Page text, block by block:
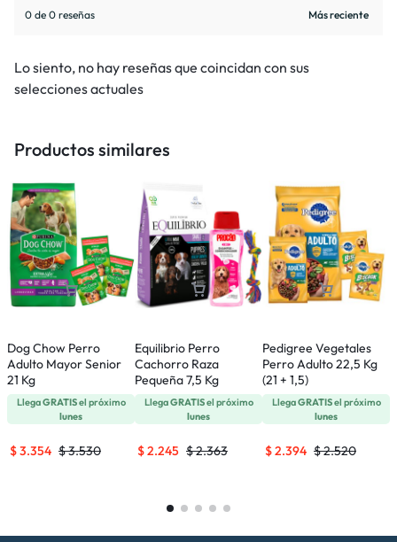
0 de 0 reseñas
Lo siento, no hay reseñas que coincidan con sus
selecciones actuales
Productos similares
Dog Chow Perro
Adulto Mayor Senior
21 Kg
LlegaGRATISel próximo
lunes
$3.530
$3.354
Equilibrio Perro
Cachorro Raza
Pequeña 7,5 Kg
LlegaGRATISel próximo
lunes
$2.363
$2.245
Pedigree Vegetales
Perro Adulto 22,5 Kg
(21 + 1,5)
LlegaGRATISel próximo
lunes
$2.520
$2.394